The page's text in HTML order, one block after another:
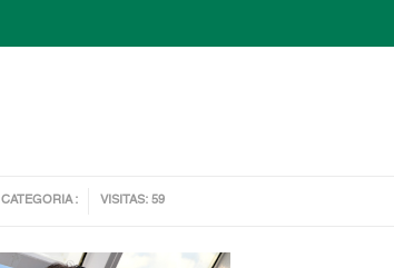
CATEGORIA : VISITAS: 59